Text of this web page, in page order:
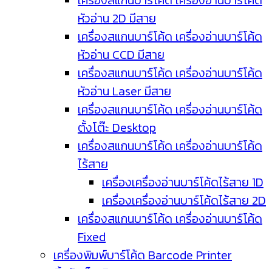
หัวอ่าน 2D มีสาย
เครื่องสแกนบาร์โค้ด เครื่องอ่านบาร์โค้ด
หัวอ่าน CCD มีสาย
เครื่องสแกนบาร์โค้ด เครื่องอ่านบาร์โค้ด
หัวอ่าน Laser มีสาย
เครื่องสแกนบาร์โค้ด เครื่องอ่านบาร์โค้ด
ตั้งโต๊ะ Desktop
เครื่องสแกนบาร์โค้ด เครื่องอ่านบาร์โค้ด
ไร้สาย
เครื่องเครื่องอ่านบาร์โค้ดไร้สาย 1D
เครื่องเครื่องอ่านบาร์โค้ดไร้สาย 2D
เครื่องสแกนบาร์โค้ด เครื่องอ่านบาร์โค้ด
Fixed
เครื่องพิมพ์บาร์โค้ด Barcode Printer